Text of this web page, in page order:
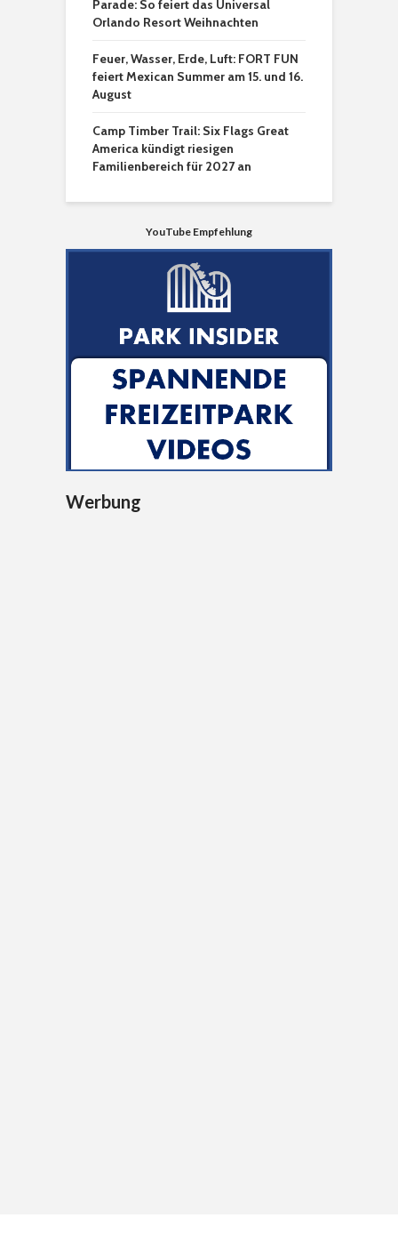
Parade: So feiert das Universal
Orlando Resort Weihnachten
Feuer, Wasser, Erde, Luft: FORT FUN
feiert Mexican Summer am 15. und 16.
August
Camp Timber Trail: Six Flags Great
America kündigt riesigen
Familienbereich für 2027 an
YouTube Empfehlung
Werbung